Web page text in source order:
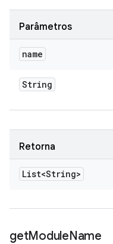
Parâmetros
name
String
Retorna
List<String>
getModuleName